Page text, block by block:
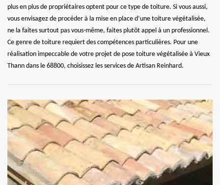
plus en plus de propriétaires optent pour ce type de toiture. Si vous aussi,
vous envisagez de procéder à la mise en place d’une toiture végétalisée,
ne la faites surtout pas vous-même, faites plutôt appel à un professionnel.
Ce genre de toiture requiert des compétences particulières. Pour une
réalisation impeccable de votre projet de pose toiture végétalisée à Vieux
Thann dans le 68800, choisissez les services de Artisan Reinhard.